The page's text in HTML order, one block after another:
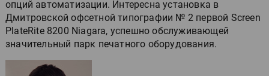
опций автоматизации. Интересна установка в
Дмитровской офсетной типографии № 2 первой Screen
PlateRite 8200 Niagara, успешно обслуживающей
значительный парк печатного оборудования.